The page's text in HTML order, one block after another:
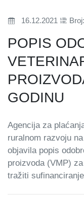
16.12.2021
POPIS
GODINU
Agencija za
ruralnom razvoju
objavila popis
proizvoda (VMP)
tražiti